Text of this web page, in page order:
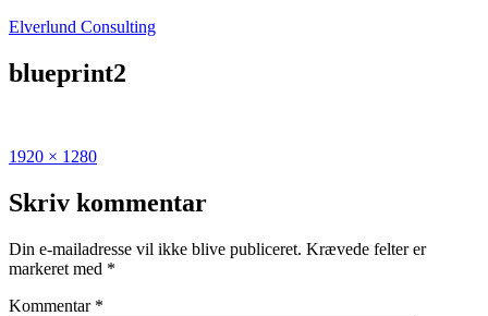
Fortsæt
indhold
Elverlund Consulting
blueprint2
Fuld
1920 × 1280
Skriv kommentar
Din e-mailadresse vil ikke blive publiceret. Krævede felter er
markeret med *
Kommentar *